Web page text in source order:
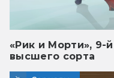
«Рик и Морти», 9-
высшего сорта